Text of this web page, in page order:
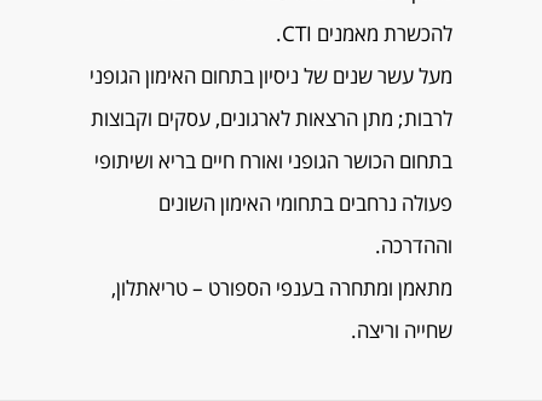
להכשרת מאמנים CTI.
מעל עשר שנים של ניסיון בתחום האימון הגופני
לרבות; מתן הרצאות לארגונים, עסקים וקבוצות
בתחום הכושר הגופני ואורח חיים בריא ושיתופי
פעולה נרחבים בתחומי האימון השונים
וההדרכה.
מתאמן ומתחרה בענפי הספורט – טריאתלון,
שחייה וריצה.